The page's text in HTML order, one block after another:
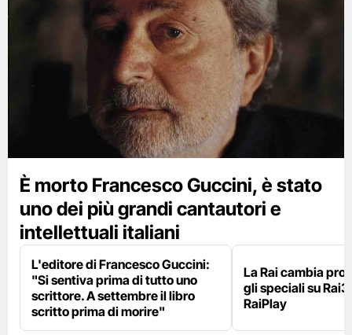
È morto Francesco Guccini, è stato
uno dei più grandi cantautori e
intellettuali italiani
L'editore di Francesco Guccini:
"Si sentiva prima di tutto uno
scrittore. A settembre il libro
scritto prima di morire"
La Rai cambia
gli speciali su
RaiPlay